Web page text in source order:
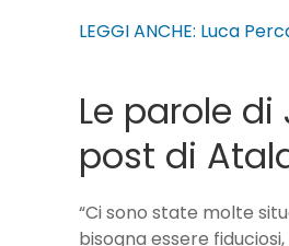
LEGGI ANCHE: Luca
Le parole
post di
“Ci sono state molte
bisogna essere